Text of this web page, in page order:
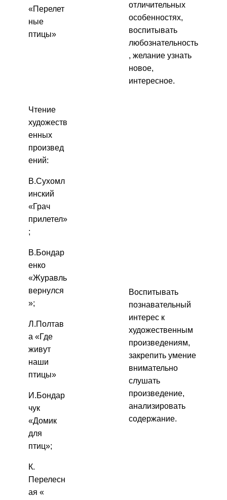
«Перелет
ные
птицы»
отличительных
особенностях,
воспитывать
любознательность
, желание узнать
новое,
интересное.
Чтение
художеств
енных
произвед
ений:
В.Сухомл
инский
«Грач
прилетел»
;
В.Бондар
енко
«Журавль
вернулся
»;
Л.Полтав
а «Где
живут
наши
птицы»
И.Бондар
чук
«Домик
для
птиц»;
К.
Перелесн
ая «
Воспитывать
познавательный
интерес к
художественным
произведениям,
закрепить умение
внимательно
слушать
произведение,
анализировать
содержание.